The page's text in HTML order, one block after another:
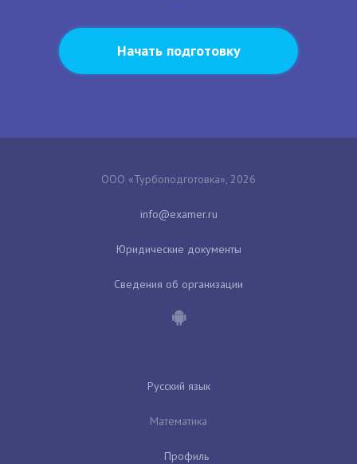
Начать подготовку
ООО «Турбоподготовка», 2026
Юридические документы
Сведения об организации
Русский язык
Математика
Профиль